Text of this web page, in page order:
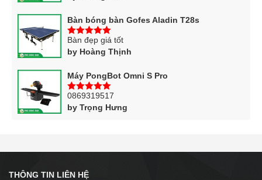
Bàn bóng bàn Gofes Aladin T28s
5trên 5
Bàn đẹp giá tốt
by Hoàng Thịnh
Máy PongBot Omni S Pro
5trên 5
0869319517
by Trọng Hưng
THÔNG TIN LIÊN HỆ